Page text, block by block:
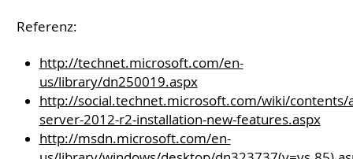
Referenz:
http://technet.microsoft.com/en-
us/library/dn250019.aspx
http://social.technet.microsoft.com/wiki/contents/
server-2012-r2-installation-new-features.aspx
http://msdn.microsoft.com/en-